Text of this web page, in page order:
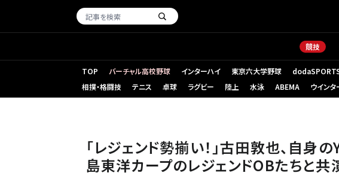
競技
TOP バーチャル高校野球 インターハイ 東京六大学野球 （新しいタブで
相撲・格闘技
テニス 卓球 ラグビー 陸上 水泳 ABEMA ウイン
「レジェンド勢揃い！」古田敦也、自身
島東洋カープのレジェンドOBたちと共